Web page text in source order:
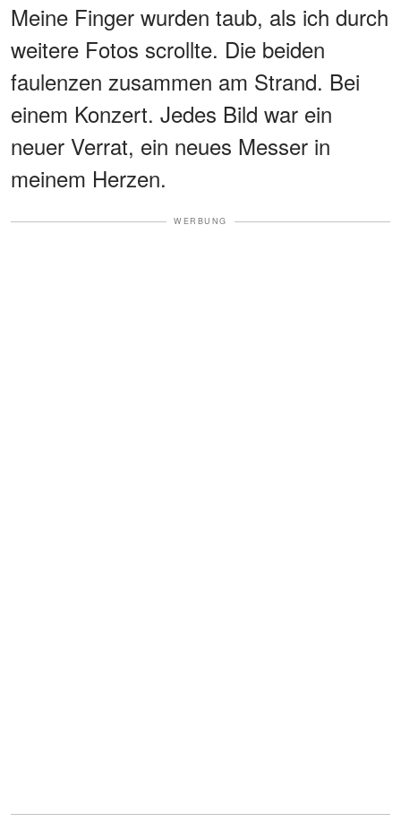
Meine Finger wurden taub, als ich durch
weitere Fotos scrollte. Die beiden
faulenzen zusammen am Strand. Bei
einem Konzert. Jedes Bild war ein
neuer Verrat, ein neues Messer in
meinem Herzen.
WERBUNG